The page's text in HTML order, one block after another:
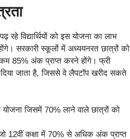
रहे विद्यार्थियों को इस योजना का लाभ
होंगे। सरकारी स्कूलों में अध्ययनरत छात्रों को
85% अंक प्राप्त करने होंगे। फ्री
दिया जाता है, जिससे वे लैपटॉप खरीद सकते
12वीं कक्षा में 70% से अधिक अंक प्राप्त